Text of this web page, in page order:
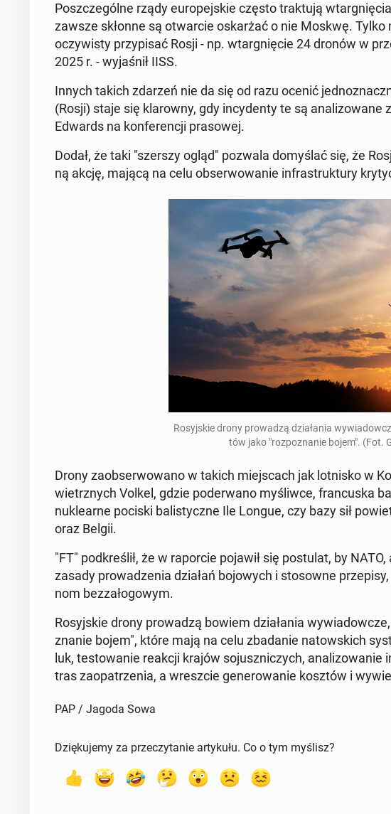
Po­szcze­gól­ne rządy eu­ro­pej­skie często trak­tu­ją
zawsze skłonne są otwar­cie oskar­żać o nie Moskwę.
oczy­wi­sty przy­pi­sać Rosji - np. wtar­gnię­cie 24 dronów w
2025 r. - wy­ja­śnił IISS.
Innych takich zdarzeń nie da się od razu ocenić
(Rosji) staje się kla­row­ny, gdy in­cy­den­ty te są ana­li­zo­wa­ne
Edwards na kon­fe­ren­cji pra­so­wej.
Dodał, że taki "szerszy ogląd" pozwala do­my­ślać się, że
ną akcję, mającą na celu ob­ser­wo­wa­nie in­fra­struk­tu­ry
Ro­syj­skie drony pro­wa­dzą dzia­ła­nia
tów jako "roz­po­zna­nie bojem". (Fot.
Drony za­ob­ser­wo­wa­no w takich miej­scach jak lot­ni­sko w
wietrz­nych Volkel, gdzie po­de­rwa­no my­śliw­ce, fran­cu­ska
nu­kle­ar­ne pociski ba­li­stycz­ne Ile Longue, czy bazy sił
oraz Belgii.
"FT" pod­kre­ślił, że w ra­por­cie pojawił się po­stu­lat, by
zasady pro­wa­dze­nia działań bo­jo­wych i sto­sow­ne
nom bez­za­ło­go­wym.
Ro­syj­skie drony pro­wa­dzą bowiem dzia­ła­nia
zna­nie bojem", które mają na celu zba­da­nie na­tow­skich
luk, te­sto­wa­nie reakcji krajów so­jusz­ni­czych,
tras za­opa­trze­nia, a wresz­cie ge­ne­ro­wa­nie kosztów i
PAP / Jagoda Sowa
Dziękujemy za przeczytanie artykułu. Co o tym myślisz?